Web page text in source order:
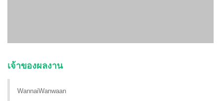
เจ้าของผลงาน
WannaiWanwaan